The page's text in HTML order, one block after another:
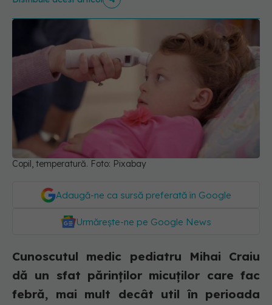
Copil, temperatură. Foto: Pixabay
Adaugă-ne ca sursă preferată în Google
Urmărește-ne pe Google News
Cunoscutul medic pediatru Mihai Craiu
dă un sfat părinților micuților care fac
febră, mai mult decât util în perioada